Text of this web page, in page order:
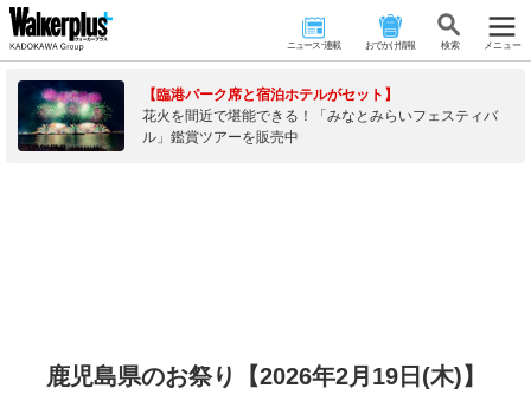
ニュース･連載 おでかけ情報 検 索 メニュー
【臨港パーク席と宿泊ホテルがセット】
花火を間近で堪能できる！「みなとみらいフェスティバ
ル」鑑賞ツアーを販売中
鹿児島県のお祭り【2026年2月19日(木)】